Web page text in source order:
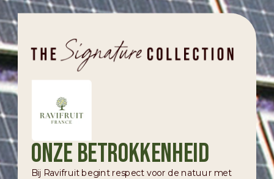
Onze betrokkenheid
Bij Ravifruit begint respect voor de natuur met